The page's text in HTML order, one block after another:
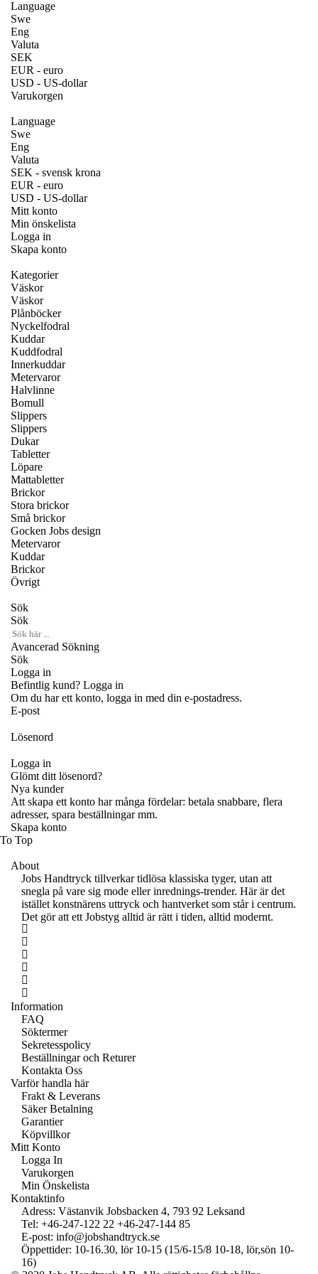
Language
Swe
Eng
Valuta
SEK
EUR - euro
USD - US-dollar
Varukorgen
Language
Swe
Eng
Valuta
SEK - svensk krona
EUR - euro
USD - US-dollar
Mitt konto
Min önskelista
Logga in
Skapa konto
Kategorier
Väskor
Väskor
Plånböcker
Nyckelfodral
Kuddar
Kuddfodral
Innerkuddar
Metervaror
Halvlinne
Bomull
Slippers
Slippers
Dukar
Tabletter
Löpare
Mattabletter
Brickor
Stora brickor
Små brickor
Gocken Jobs design
Metervaror
Kuddar
Brickor
Övrigt
Sök
Sök
Avancerad Sökning
Sök
Logga in
Befintlig kund? Logga in
Om du har ett konto, logga in med din e-postadress.
E-post
Lösenord
Logga in
Glömt ditt lösenord?
Nya kunder
Att skapa ett konto har många fördelar: betala snabbare, flera
adresser, spara beställningar mm.
Skapa konto
To Top
About
Jobs Handtryck tillverkar tidlösa klassiska tyger, utan att
snegla på vare sig mode eller inrednings-trender. Här är det
istället konstnärens uttryck och hantverket som står i centrum.
Det gör att ett Jobstyg alltid är rätt i tiden, alltid modernt.
Information
FAQ
Söktermer
Sekretesspolicy
Beställningar och Returer
Kontakta Oss
Varför handla här
Frakt & Leverans
Säker Betalning
Garantier
Köpvillkor
Mitt Konto
Logga In
Varukorgen
Min Önskelista
Kontaktinfo
Adress: Västanvik Jobsbacken 4, 793 92 Leksand
Tel: +46-247-122 22 +46-247-144 85
E-post: info@jobshandtryck.se
Öppettider: 10-16.30, lör 10-15 (15/6-15/8 10-18, lör,sön 10-
16)